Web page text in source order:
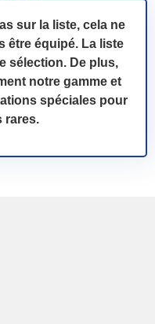
sur la liste, cela ne
être équipé. La liste
sélection. De plus,
notre gamme et
spéciales pour
rares.